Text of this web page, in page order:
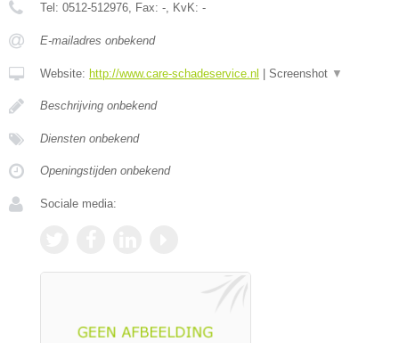
Tel: 0512-512976, Fax: -, KvK: -
E-mailadres onbekend
Website: http://www.care-schadeservice.nl Screenshot ▼
Beschrijving onbekend
Diensten onbekend
Openingstijden onbekend
Sociale media: